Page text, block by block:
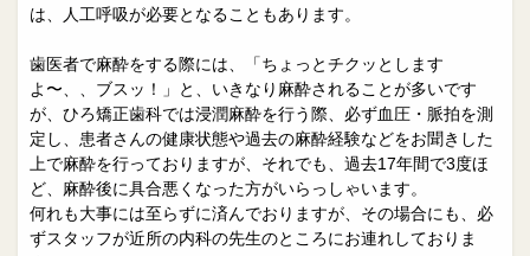
は、人工呼吸が必要となることもあります。
歯医者で麻酔をする際には、「ちょっとチクッとします
よ〜、、ブスッ！」と、いきなり麻酔されることが多いです
が、ひろ矯正歯科では浸潤麻酔を行う際、必ず血圧・脈拍を測
定し、患者さんの健康状態や過去の麻酔経験などをお聞きした
上で麻酔を行っておりますが、それでも、過去17年間で3度ほ
ど、麻酔後に具合悪くなった方がいらっしゃいます。
何れも大事には至らずに済んでおりますが、その場合にも、必
ずスタッフが近所の内科の先生のところにお連れしておりま